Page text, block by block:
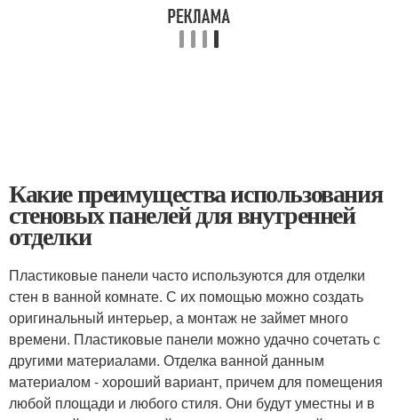
Какие преимущества использования
стеновых панелей для внутренней
отделки
Пластиковые панели часто используются для отделки
стен в ванной комнате. С их помощью можно создать
оригинальный интерьер, а монтаж не займет много
времени. Пластиковые панели можно удачно сочетать с
другими материалами. Отделка ванной данным
материалом - хороший вариант, причем для помещения
любой площади и любого стиля. Они будут уместны и в